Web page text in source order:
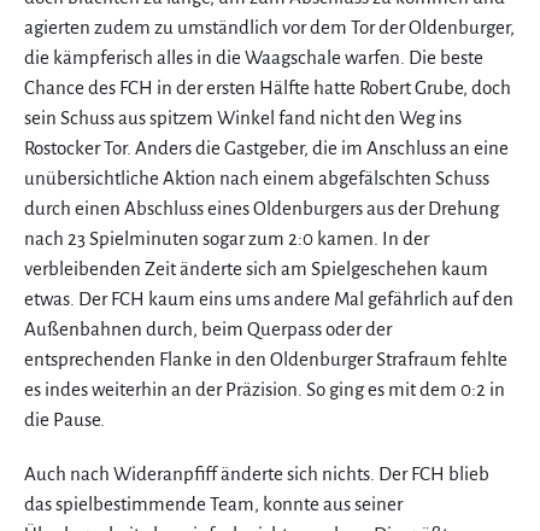
agierten zudem zu umständlich vor dem Tor der Oldenburger,
die kämpferisch alles in die Waagschale warfen. Die beste
Chance des FCH in der ersten Hälfte hatte Robert Grube, doch
sein Schuss aus spitzem Winkel fand nicht den Weg ins
Rostocker Tor. Anders die Gastgeber, die im Anschluss an eine
unübersichtliche Aktion nach einem abgefälschten Schuss
durch einen Abschluss eines Oldenburgers aus der Drehung
nach 23 Spielminuten sogar zum 2:0 kamen. In der
verbleibenden Zeit änderte sich am Spielgeschehen kaum
etwas. Der FCH kaum eins ums andere Mal gefährlich auf den
Außenbahnen durch, beim Querpass oder der
entsprechenden Flanke in den Oldenburger Strafraum fehlte
es indes weiterhin an der Präzision. So ging es mit dem 0:2 in
die Pause.
Auch nach Wideranpfiff änderte sich nichts. Der FCH blieb
das spielbestimmende Team, konnte aus seiner